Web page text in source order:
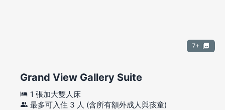
7+
Grand View Gallery Suite
1 張加大雙人床
最多可入住 3 人 (含所有額外成人與孩童)